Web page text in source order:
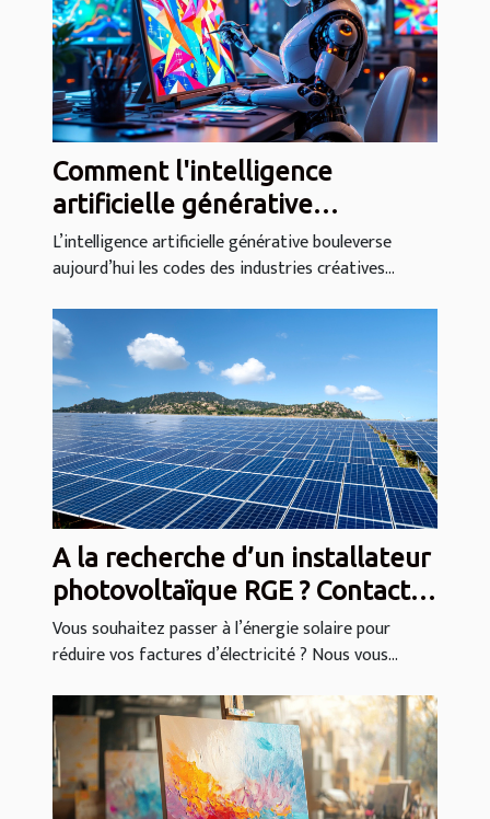
Comment l'intelligence
artificielle générative
transforme-t-elle les industries
créatives ?
L’intelligence artificielle générative bouleverse
aujourd’hui les codes des industries créatives...
A la recherche d’un installateur
photovoltaïque RGE ? Contactez
Enrasun !
Vous souhaitez passer à l’énergie solaire pour
réduire vos factures d’électricité ? Nous vous...